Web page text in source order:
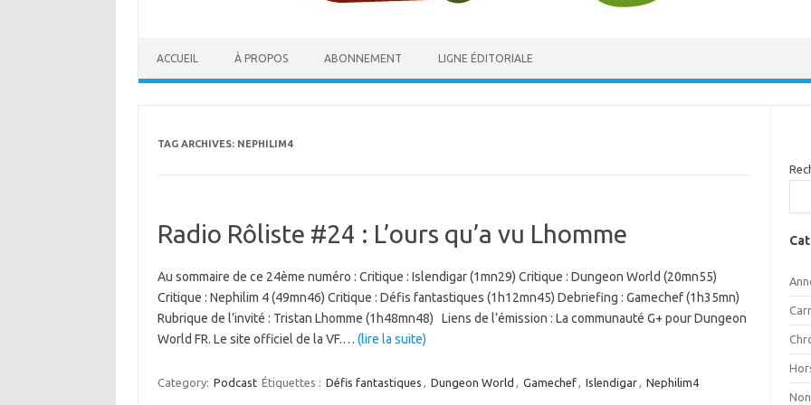
ACCUEIL À PROPOS ABONNEMENT LIGNE ÉDITORIALE
TAG ARCHIVES: NEPHILIM4
Radio Rôliste #24 : L’ours qu’a vu Lhomme
Au sommaire de ce 24ème numéro : Critique : Islendigar (1mn29) Critique : Dungeon World (20mn55)
Critique : Nephilim 4 (49mn46) Critique : Défis fantastiques (1h12mn45) Debriefing : Gamechef (1h35mn)
Rubrique de l’invité : Tristan Lhomme (1h48mn48) Liens de l’émission : La communauté G+ pour Dungeon
World FR. Le site officiel de la VF.… (lire la suite)
Category: Podcast Étiquettes : Défis fantastiques , Dungeon World , Gamechef, Islendigar, Nephilim4